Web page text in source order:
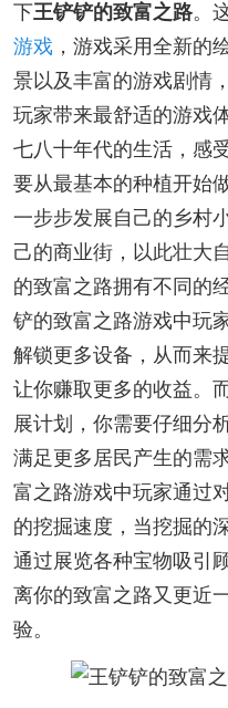
下王铲铲的致富之路。
游戏 ，游戏采用全新的
景以及丰富的游戏剧情
玩家带来最舒适的游戏
七八十年代的生活，感
要从最基本的种植开始
一步步发展自己的乡村
己的商业街，以此壮大
的致富之路拥有不同的
铲的致富之路游戏中玩
解锁更多设备，从而来
让你赚取更多的收益。
展计划，你需要仔细分
满足更多居民产生的需
富之路游戏中玩家通过
的挖掘速度，当挖掘的
通过展览各种宝物吸引
离你的致富之路又更近
验。